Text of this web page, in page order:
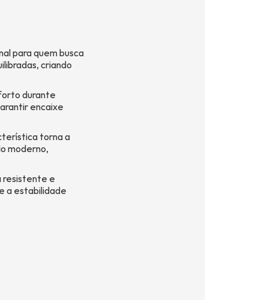
para quem busca
criando
durante
encaixe
torna a
moderno,
resistente e
a estabilidade